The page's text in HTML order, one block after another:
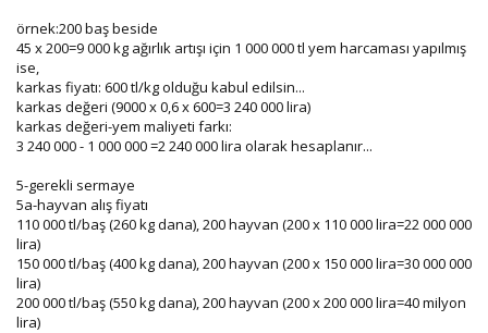
örnek:200 baş beside
45 x 200=9 000 kg ağırlık artışı için 1 000 000 tl yem harcaması yapılmış
ise,
karkas fiyatı: 600 tl/kg olduğu kabul edilsin...
karkas değeri (9000 x 0,6 x 600=3 240 000 lira)
karkas değeri-yem maliyeti farkı:
3 240 000 - 1 000 000 =2 240 000 lira olarak hesaplanır...
5-gerekli sermaye
5a-hayvan alış fiyatı
110 000 tl/baş (260 kg dana), 200 hayvan (200 x 110 000 lira=22 000 000
lira)
150 000 tl/baş (400 kg dana), 200 hayvan (200 x 150 000 lira=30 000 000
lira)
200 000 tl/baş (550 kg dana), 200 hayvan (200 x 200 000 lira=40 milyon
lira)